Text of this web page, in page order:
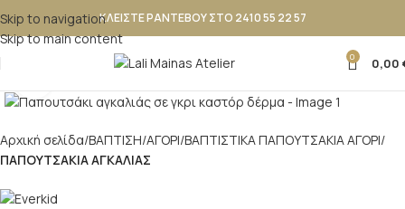
Skip to navigation
Skip to main content
ΚΛΕΙΣΤΕ ΡΑΝΤΕΒΟΥ ΣΤΟ 2410 55 22 57
0 0,00
Αρχική σελίδα ΒΑΠΤΙΣΗ ΑΓΟΡΙ ΒΑΠΤΙΣΤΙΚΑ ΠΑΠΟΥΤΣAKIA ΑΓΟΡΙ
ΠΑΠΟΥΤΣΑΚΙΑ ΑΓΚΑΛΙΑΣ